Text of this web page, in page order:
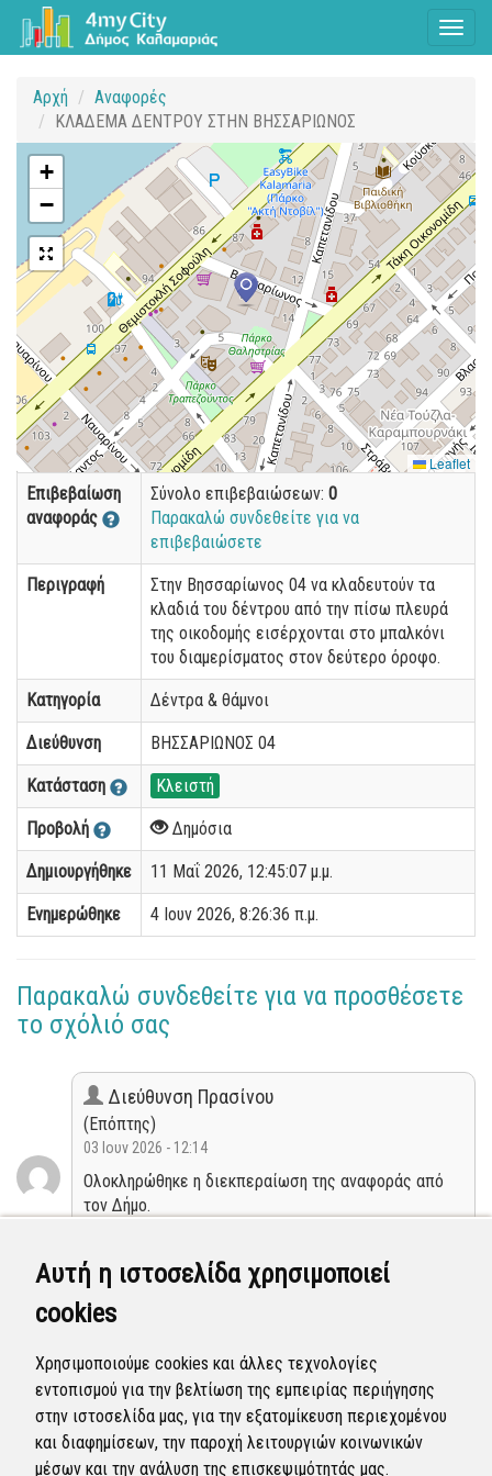
Αυτή η ιστοσελίδα χρησιμοποιεί
cookies
Χρησιμοποιούμε cookies και άλλες τεχνολογίες
εντοπισμού για την βελτίωση της εμπειρίας περιήγησης
στην ιστοσελίδα μας, για την εξατομίκευση περιεχομένου
και διαφημίσεων, την παροχή λειτουργιών κοινωνικών
μέσων και την ανάλυση της επισκεψιμότητάς μας.
Αρχή
Αναφορές
ΚΛΑΔΕΜΑ ΔΕΝΤΡΟΥ ΣΤΗΝ ΒΗΣΣΑΡΙΩΝΟΣ
+
−
Leaflet
Επιβεβαίωση
αναφοράς
Σύνολο επιβεβαιώσεων: 0
Παρακαλώ συνδεθείτε για να
επιβεβαιώσετε
Περιγραφή
Στην Βησσαρίωνος 04 να κλαδευτούν τα
κλαδιά του δέντρου από την πίσω πλευρά
της οικοδομής εισέρχονται στο μπαλκόνι
του διαμερίσματος στον δεύτερο όροφο.
Κατηγορία Δέντρα & θάμνοι
Διεύθυνση ΒΗΣΣΑΡΙΩΝΟΣ 04
Κατάσταση Κλειστή
Προβολή Δημόσια
Δημιουργήθηκε 11 Μαΐ 2026, 12:45:07 μ.μ.
Ενημερώθηκε 4 Ιουν 2026, 8:26:36 π.μ.
Παρακαλώ συνδεθείτε για να προσθέσετε
το σχόλιό σας
Διεύθυνση Πρασίνου
(Επόπτης)
03 Ιουν 2026 - 12:14
Ολοκληρώθηκε η διεκπεραίωση της αναφοράς από
τον Δήμο.
Διεύθυνση Πρασίνου
(Επόπτης)
12 Μαΐ 2026 - 08:39
Η αναφορά προγραμματίστηκε να επιλυθεί.
Προγραμματισμένη